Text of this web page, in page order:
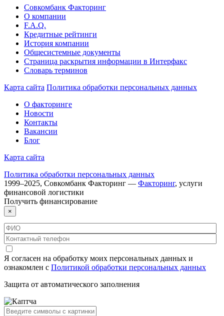
Совкомбанк Факторинг
О компании
F.A.Q.
Кредитные рейтинги
История компании
Общесистемные документы
Страница раскрытия информации в Интерфакс
Словарь терминов
Карта сайта Политика обработки персональных данных
О факторинге
Новости
Контакты
Вакансии
Блог
Карта сайта
Политика обработки персональных данных
1999–2025, Совкомбанк Факторинг — Факторинг, услуги
финансовой логистики
Получить финансирование
×
Я согласен на обработку моих персональных данных и
ознакомлен с Политикой обработки персональных данных
Защита от автоматического заполнения